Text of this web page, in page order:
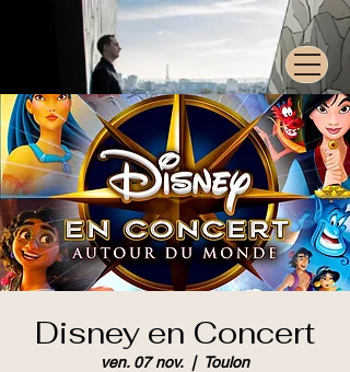
Disney en Concert
ven. 07 nov.
  |
Toulon